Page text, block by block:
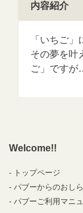
内容紹介
「いちご」
その夢を叶
ご」ですが
Welcome!!
トップページ
パブーからのおし
パブーご利用マニ